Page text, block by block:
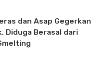
dan Asap Gegerkan
Diduga Berasal dari